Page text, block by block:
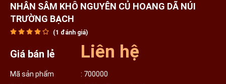
NHÂN SÂM KHÔ NGUYÊN CỦ HOANG DÃ NÚI
TRƯỜNG BẠCH
(1 đánh giá)
Giá bán lẻ Liên hệ
Mã sản phẩm
: 700000